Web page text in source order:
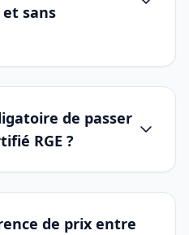
sans
de passer
RGE ?
de prix entre